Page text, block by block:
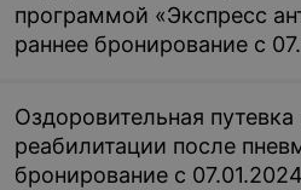
программой «Экспресс
раннее бронирование с
Оздоровительная
реабилитации после
бронирование с